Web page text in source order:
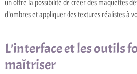
un offre la possibilité de créer des maquettes
d'ombres et appliquer des textures réalistes à
L'interface et les outils
maîtriser